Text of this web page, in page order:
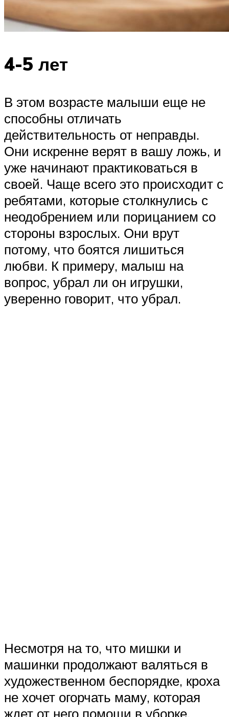
4-5 лет
В этом возрасте малыши еще не
способны отличать
действительность от неправды.
Они искренне верят в вашу ложь, и
уже начинают практиковаться в
своей. Чаще всего это происходит с
ребятами, которые столкнулись с
неодобрением или порицанием со
стороны взрослых. Они врут
потому, что боятся лишиться
любви. К примеру, малыш на
вопрос, убрал ли он игрушки,
уверенно говорит, что убрал.
Несмотря на то, что мишки и
машинки продолжают валяться в
художественном беспорядке, кроха
не хочет огорчать маму, которая
ждет от него помощи в уборке.